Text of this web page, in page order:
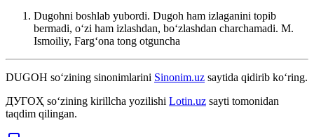
Dugohni boshlab yubordi. Dugoh ham izlaganini topib
bermadi, oʻzi ham izlashdan, boʻzlashdan charchamadi. M.
Ismoiliy, Fargʻona tong otguncha
DUGOH so‘zining sinonimlarini Sinonim.uz saytida qidirib ko‘ring.
ДУГОҲ so‘zining kirillcha yozilishi Lotin.uz sayti tomonidan
taqdim qilingan.